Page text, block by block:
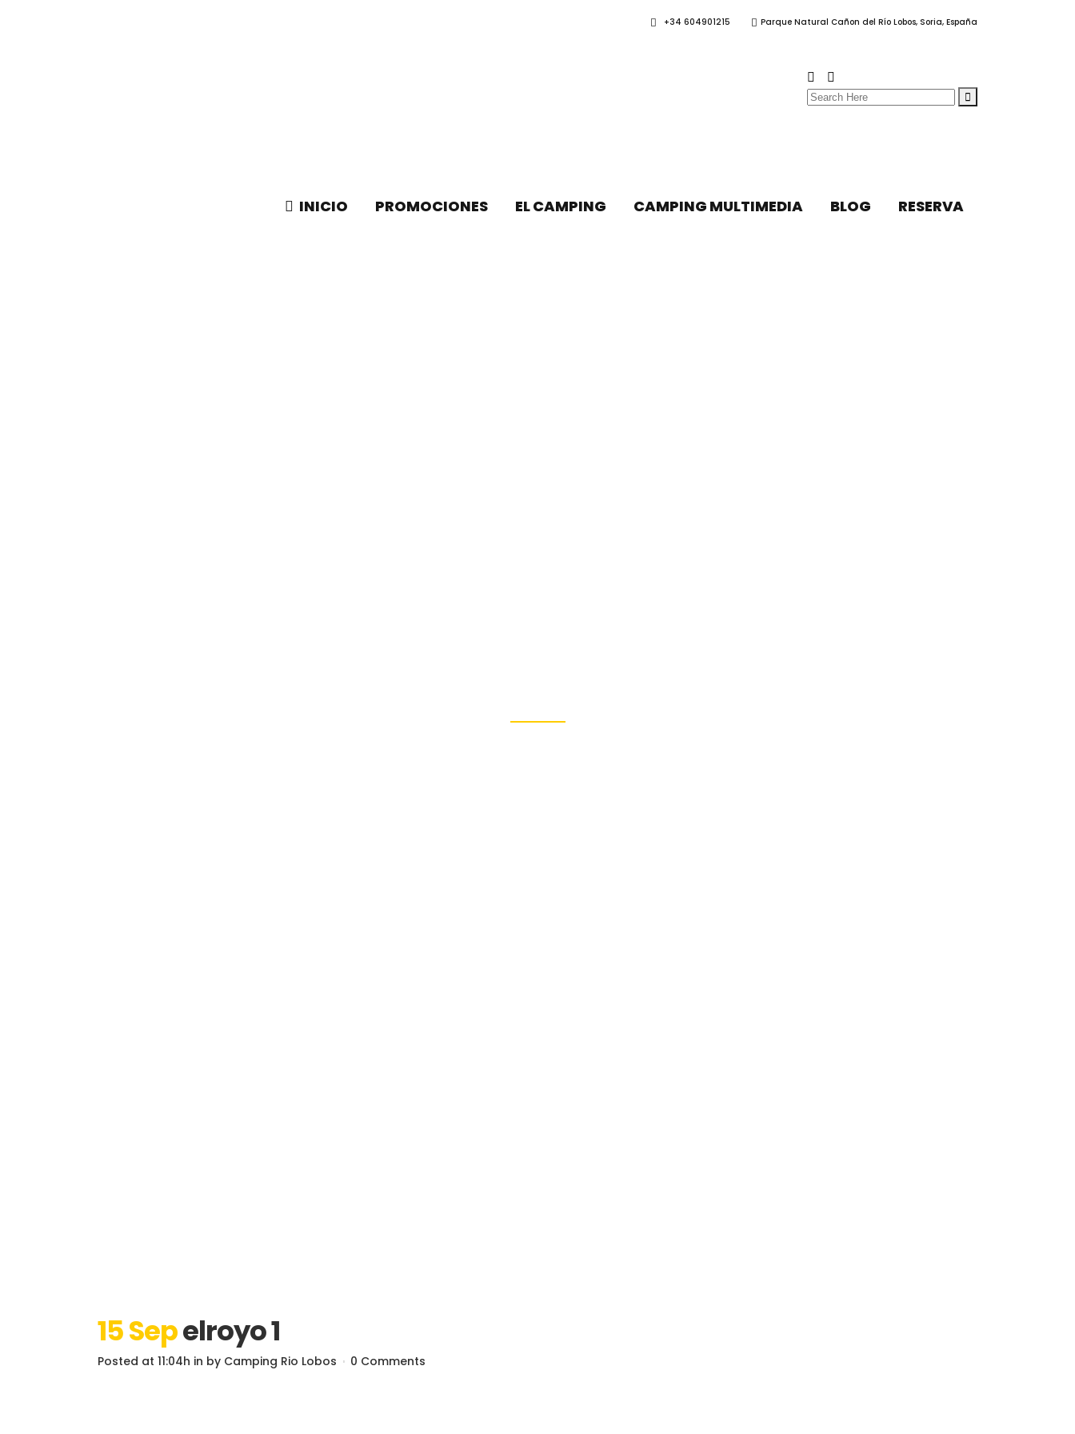
+34 604901215 Parque Natural Cañon del Río Lobos, Soria, España
Search
INICIO PROMOCIONES EL CAMPING CAMPING MULTIMEDIA BLOG RESERVA
15 Sepelroyo 1
Posted at 11:04h in by Camping Rio Lobos 0 Comments